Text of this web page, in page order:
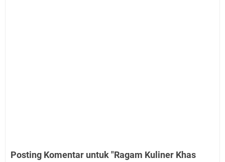
Posting Komentar untuk "Ragam Kuliner Khas